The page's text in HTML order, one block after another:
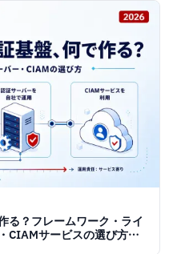
る？フレームワーク・ライ
CIAMサービスの選び方